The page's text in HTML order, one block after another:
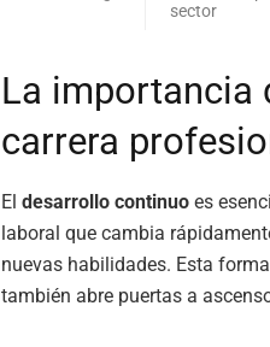
sector
La importancia
carrera
El desarrollo continuo es
laboral que cambia
nuevas habilidades. Esta
también abre puertas a